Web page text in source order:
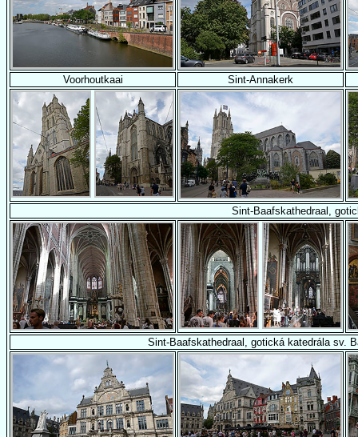
Voorhoutkaai Sint-Annakerk
Sint-Baafskathedraal,
Sint-Baafskathedraal, gotická katedrála sv.